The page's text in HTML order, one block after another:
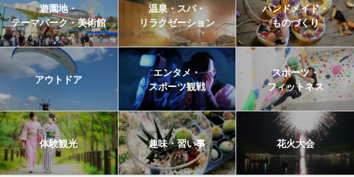
遊園地・
テーマパーク・美術館
温泉・スパ・
リラクゼーション
ハンドメイド・
ものづくり
アウトドア
エンタメ・
スポーツ観戦
スポーツ・
フィットネス
体験観光 趣味・習い事 花火大会